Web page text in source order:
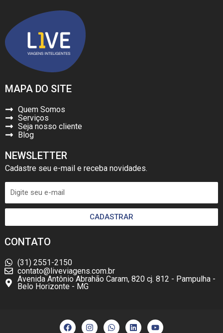
MAPA DO SITE
Quem Somos
Serviços
Seja nosso cliente
Blog
NEWSLETTER
Cadastre seu e-mail e receba novidades.
CADASTRAR
CONTATO
(31) 2551-2150
contato@liveviagens.com.br
Avenida Antônio Abrahão Caram, 820 cj. 812 - Pampulha -
Belo Horizonte - MG
F
a
I
n
W
h
L
i
Y
o